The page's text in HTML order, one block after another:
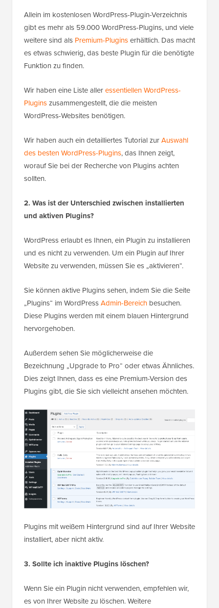
Allein im kostenlosen WordPress-Plugin-Verzeichnis
gibt es mehr als 59.000 WordPress-Plugins, und viele
weitere sind als Premium-Pluginserhältlich. Das macht
es etwas schwierig, das beste Plugin für die benötigte
Funktion zu finden.
Wir haben eine Liste alleressentiellen WordPress-
Pluginszusammengestellt, die die meisten
WordPress-Websites benötigen.
Wir haben auch ein detailliertes Tutorial zurAuswahl
des besten WordPress-Plugins, das Ihnen zeigt,
worauf Sie bei der Recherche von Plugins achten
sollten.
2. Was ist der Unterschied zwischen installierten
und aktiven Plugins?
WordPress erlaubt es Ihnen, ein Plugin zu installieren
und es nicht zu verwenden. Um ein Plugin auf Ihrer
Website zu verwenden, müssen Sie es „aktivieren“.
Sie können aktive Plugins sehen, indem Sie die Seite
„Plugins“ im WordPressAdmin-Bereich besuchen.
Diese Plugins werden mit einem blauen Hintergrund
hervorgehoben.
Außerdem sehen Sie möglicherweise die
Bezeichnung „Upgrade to Pro“ oder etwas Ähnliches.
Dies zeigt Ihnen, dass es eine Premium-Version des
Plugins gibt, die Sie sich vielleicht ansehen möchten.
Plugins mit weißem Hintergrund sind auf Ihrer Website
installiert, aber nicht aktiv.
3. Sollte ich inaktive Plugins löschen?
Wenn Sie ein Plugin nicht verwenden, empfehlen wir,
es von Ihrer Website zu löschen. Weitere